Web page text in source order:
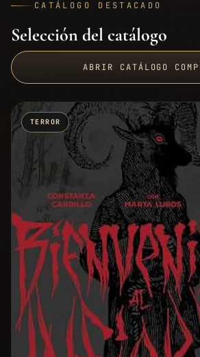
CATÁLOGO DESTACADO
Selección del catálogo
ABRIR CATÁLOGO
TERROR